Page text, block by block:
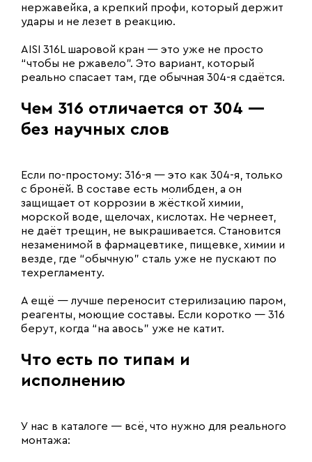
нержавейка, а крепкий профи, который держит
удары и не лезет в реакцию.
AISI 316L шаровой кран — это уже не просто
“чтобы не ржавело”. Это вариант, который
реально спасает там, где обычная 304-я сдаётся.
Чем 316 отличается от 304 —
без научных слов
Если по-простому: 316-я — это как 304-я, только
с бронёй. В составе есть молибден, а он
защищает от коррозии в жёсткой химии,
морской воде, щелочах, кислотах. Не чернеет,
не даёт трещин, не выкрашивается. Становится
незаменимой в фармацевтике, пищевке, химии и
везде, где “обычную” сталь уже не пускают по
техрегламенту.
А ещё — лучше переносит стерилизацию паром,
реагенты, моющие составы. Если коротко — 316
берут, когда “на авось” уже не катит.
Что есть по типам и
исполнению
У нас в каталоге — всё, что нужно для реального
монтажа: